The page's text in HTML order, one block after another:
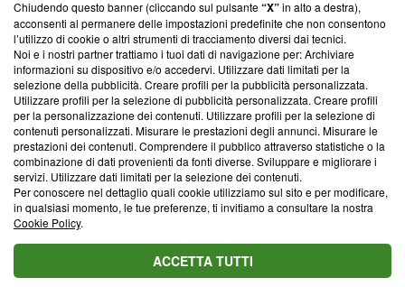
Team editoriale
Corporate
Redazione
Informativa Privacy
Cookie Policy
Blasting SA, IDI CHE-247.845.224, Via Carlo Frasca, 3 - 6900
Lugano (Svizzera) Tel:+39 0690258937
© 2026 Blasting News
Chiudendo questo banner (cliccando sul pulsante“X”in alto a destra),
acconsenti al permanere delle impostazioni predefinite che non consentono
l’utilizzo di cookie o altri strumenti di tracciamento diversi dai tecnici.
Noi e i nostri partner trattiamo i tuoi dati di navigazione per: Archiviare
informazioni su dispositivo e/o accedervi. Utilizzare dati limitati per la
selezione della pubblicità. Creare profili per la pubblicità personalizzata.
Utilizzare profili per la selezione di pubblicità personalizzata. Creare profili
per la personalizzazione dei contenuti. Utilizzare profili per la selezione di
contenuti personalizzati. Misurare le prestazioni degli annunci. Misurare le
prestazioni dei contenuti. Comprendere il pubblico attraverso statistiche o la
combinazione di dati provenienti da fonti diverse. Sviluppare e migliorare i
servizi. Utilizzare dati limitati per la selezione dei contenuti.
Per conoscere nel dettaglio quali cookie utilizziamo sul sito e per modificare,
in qualsiasi momento, le tue preferenze, ti invitiamo a consultare la nostra
Cookie Policy.
ACCETTA TUTTI